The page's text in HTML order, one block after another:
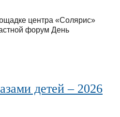
центра «Солярис»
форум День
детей – 2026